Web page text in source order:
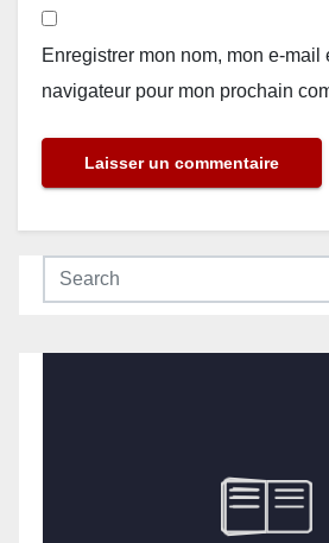
Enregistrer mon nom, mon e-mail
navigateur pour mon prochain